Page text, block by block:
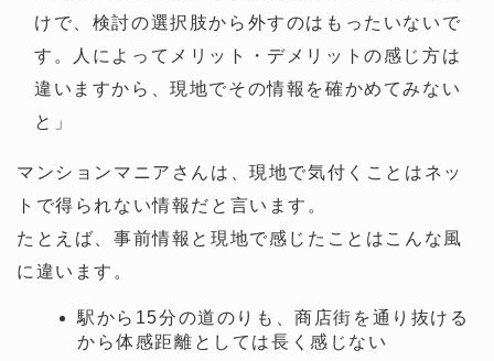
けで、検討の選択肢から外すのはもったいないで
す。人によってメリット・デメリットの感じ方は
違いますから、現地でその情報を確かめてみない
と」
マンションマニアさんは、現地で気付くことはネッ
トで得られない情報だと言います。
たとえば、事前情報と現地で感じたことはこんな風
に違います。
駅から15分の道のりも、商店街を通り抜ける
から体感距離としては長く感じない